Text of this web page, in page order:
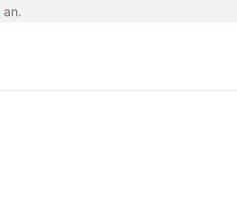
an.